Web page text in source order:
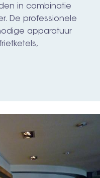
in combinatie
De professionele
apparatuur